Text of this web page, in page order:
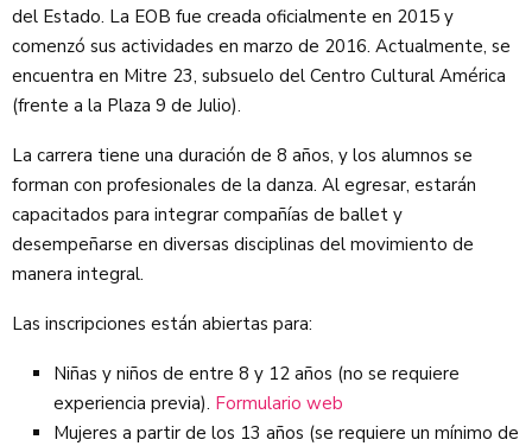
del Estado. La EOB fue creada oficialmente en 2015 y
comenzó sus actividades en marzo de 2016. Actualmente, se
encuentra en Mitre 23, subsuelo del Centro Cultural América
(frente a la Plaza 9 de Julio).
La carrera tiene una duración de 8 años, y los alumnos se
forman con profesionales de la danza. Al egresar, estarán
capacitados para integrar compañías de ballet y
desempeñarse en diversas disciplinas del movimiento de
manera integral.
Las inscripciones están abiertas para:
Niñas y niños de entre 8 y 12 años (no se requiere
experiencia previa). Formulario web
Mujeres a partir de los 13 años (se requiere un mínimo de